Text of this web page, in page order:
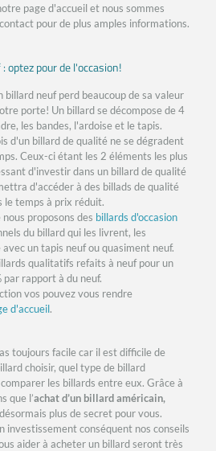
page d'accueil et nous sommes
pour de plus amples informations.
optez pour de l'occasion!
billard neuf perd beaucoup de sa valeur
porte! Un billard se décompose de 4
les bandes, l'ardoise et le tapis.
d'un billard de qualité ne se dégradent
Ceux-ci étant les 2 éléments les plus
d'investir dans un billard de qualité
d'accéder à des billads de qualité
le temps à prix réduit.
proposons des billards d'occasion
du billard qui les livrent, les
un tapis neuf ou quasiment neuf.
qualitatifs refaits à neuf pour un
rapport à du neuf.
vos pouvez vous rendre
d'accueil.
toujours facile car il est difficile de
choisir, quel type de billard
les billards entre eux. Grâce à
que l’achat d’un billard américain,
plus de secret pour vous.
investissement conséquent nos conseils
aider à acheter un billard seront très